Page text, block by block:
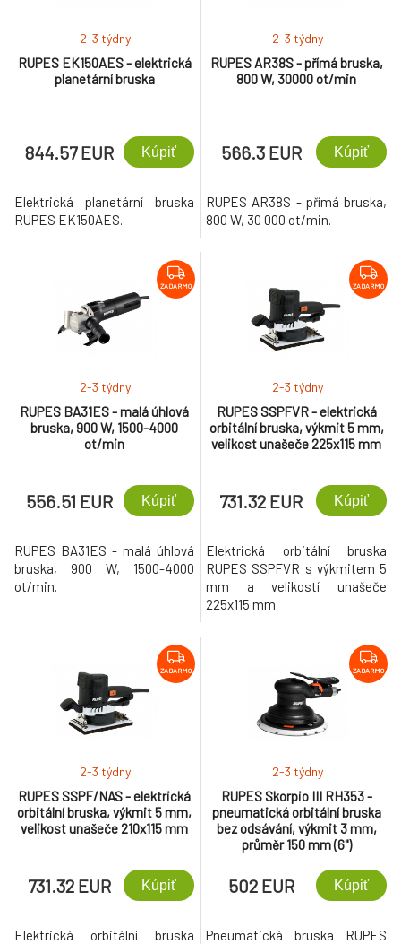
RUPES EK150AES - elektrická
planetární bruska
2-3 týdny
844.57 EUR Kúpiť
Elektrická planetární bruska
RUPES EK150AES.
RUPES AR38S - přímá bruska,
800 W, 30000 ot/min
2-3 týdny
566.3 EUR Kúpiť
RUPES AR38S - přímá bruska,
800 W, 30 000 ot/min.
ZADARMO
RUPES BA31ES - malá úhlová
bruska, 900 W, 1500-4000
ot/min
2-3 týdny
556.51 EUR Kúpiť
RUPES BA31ES - malá úhlová
bruska, 900 W, 1500-4000
ot/min.
ZADARMO
RUPES SSPFVR - elektrická
orbitální bruska, výkmit 5 mm,
velikost unašeče 225x115 mm
2-3 týdny
731.32 EUR Kúpiť
Elektrická orbitální bruska
RUPES SSPFVR s výkmitem 5
mm a velikostí unašeče
225x115 mm.
ZADARMO
RUPES SSPF/NAS - elektrická
orbitální bruska, výkmit 5 mm,
velikost unašeče 210x115 mm
2-3 týdny
731.32 EUR Kúpiť
Elektrická orbitální bruska
ZADARMO
RUPES Skorpio III RH353 -
pneumatická orbitální bruska
bez odsávání, výkmit 3 mm,
průměr 150 mm (6")
2-3 týdny
502 EUR Kúpiť
Pneumatická bruska RUPES